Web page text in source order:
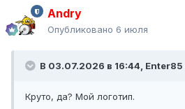
Andry
Опубликовано 6 июля
В 03.07.2026 в 16:44, Enter85
Круто, да? Мой логотип.